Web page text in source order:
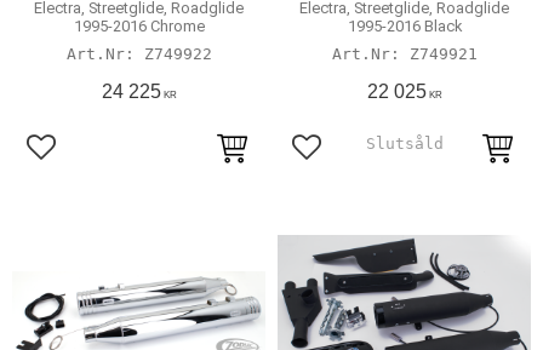
Electra, Streetglide, Roadglide
1995-2016 Chrome
Z749922
24 225KR
Lägg till i favoriter
Electra, Streetglide, Roadglide
1995-2016 Black
Z749921
22 025KR
Lägg till i favoriter